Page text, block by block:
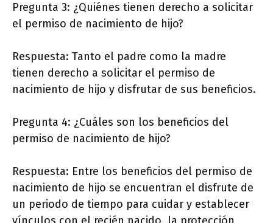
Pregunta 3: ¿Quiénes tienen derecho a solicitar
el permiso de nacimiento de hijo?
Respuesta: Tanto el padre como la madre
tienen derecho a solicitar el permiso de
nacimiento de hijo y disfrutar de sus beneficios.
Pregunta 4: ¿Cuáles son los beneficios del
permiso de nacimiento de hijo?
Respuesta: Entre los beneficios del permiso de
nacimiento de hijo se encuentran el disfrute de
un periodo de tiempo para cuidar y establecer